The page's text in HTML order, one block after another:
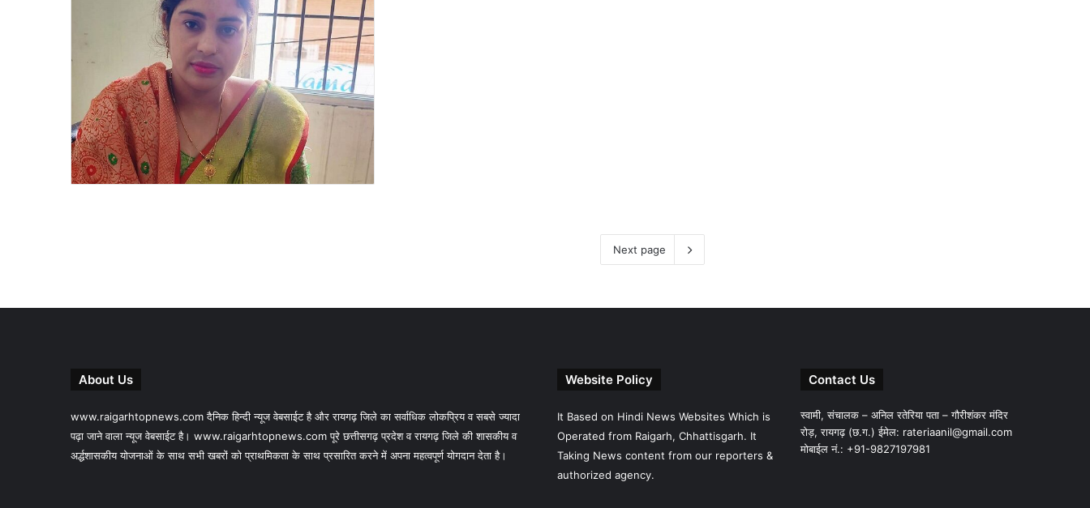
Next page
About Us
www.raigarhtopnews.com दैनिक हिन्दी न्यूज वेबसाईट है और रायगढ़ जिले का सर्वाधिक लोकप्रिय व सबसे ज्यादा
पढ़ा जाने वाला न्यूज वेबसाईट है। www.raigarhtopnews.com पूरे छत्तीसगढ़ प्रदेश व रायगढ़ जिले की शासकीय व
अर्द्धशासकीय योजनाओं के साथ सभी खबरों को प्राथमिकता के साथ प्रसारित करने में अपना महत्वपूर्ण योगदान देता है।
Website Policy
It Based on Hindi News Websites Which is
Operated from Raigarh, Chhattisgarh. It
Taking News content from our reporters &
authorized agency.
Contact Us
स्वामी, संचालक – अनिल रतेरिया पता – गौरीशंकर मंदिर
रोड़, रायगढ़ (छ.ग.) ईमेल: rateriaanil@gmail.com
मोबाईल नं.: +91-9827197981